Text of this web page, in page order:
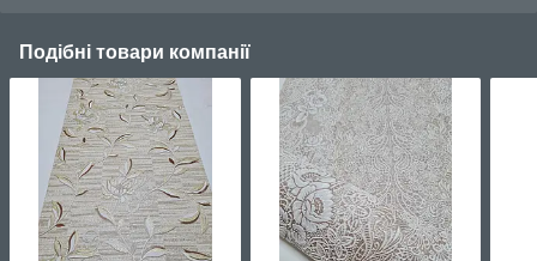
Подібні товари компанії